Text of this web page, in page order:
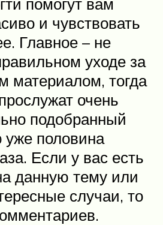
и чувствовать
Главное – не
уходе за
материалом, тогда
очень
подобранный
уже половина
Если у вас есть
данную тему или
случаи, то